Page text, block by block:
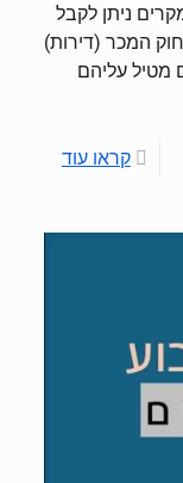
ניתן לקבל
המכר (דירות)
מטיל עליהם
קראו עוד